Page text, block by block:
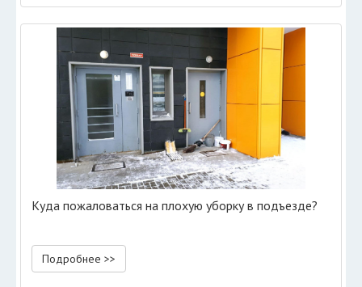
Куда пожаловаться на плохую уборку в подъезде?
Подробнее >>